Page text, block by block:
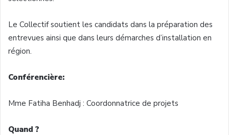
Le Collectif soutient les candidats dans la préparation des
entrevues ainsi que dans leurs démarches d’installation en
région.
Conférencière:
Mme Fatiha Benhadj : Coordonnatrice de projets
Quand ?